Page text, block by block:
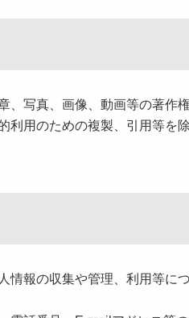
写真、画像、動画等の著作
利用のための複製、引用等を
報の収集や管理、利用等に